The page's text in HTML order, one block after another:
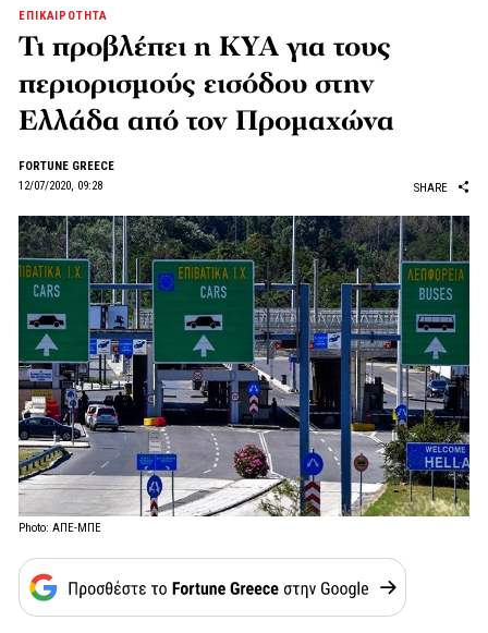
ΕΠΙΚΑΙΡΟΤΗΤΑ
Τι προβλέπει η ΚΥΑ για τους
περιορισμούς εισόδου στην
Ελλάδα από τον Προμαχώνα
FORTUNE GREECE
12/07/2020, 09:28
SHARE
Photo: ΑΠΕ-ΜΠΕ